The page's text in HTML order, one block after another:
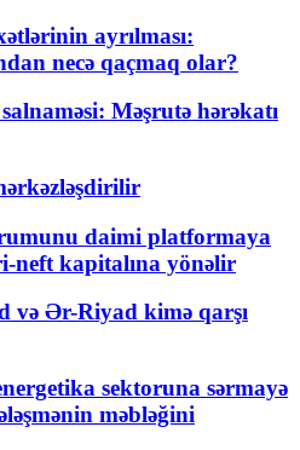
ayrılması:
necə qaçmaq olar?
Məşrutə hərəkatı
daimi platformaya
neft kapitalına yönəlir
və Ər-Riyad kimə qarşı
sektoruna sərmayə
məbləğini